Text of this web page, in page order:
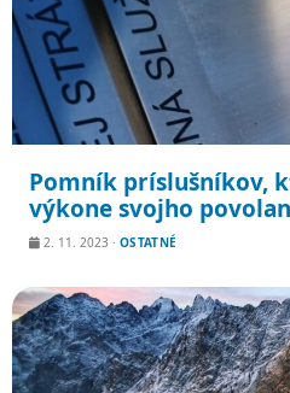
Pomník príslušníkov,
výkone svojho
2. 11. 2023 · OSTATNÉ